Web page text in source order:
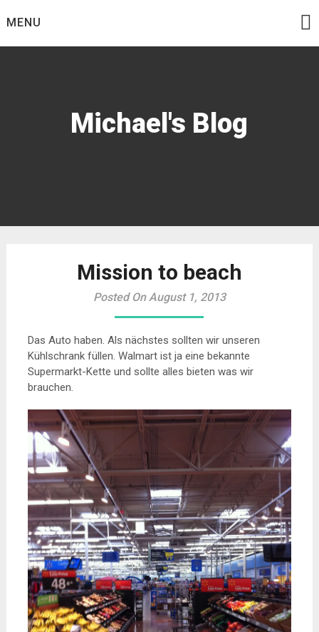
toMENU
Michael's Blog
Mission to beach
Posted On August 1, 2013
Das Auto haben. Als nächstes sollten wir unseren
Kühlschrank füllen. Walmart ist ja eine bekannte
Supermarkt-Kette und sollte alles bieten was wir
brauchen.